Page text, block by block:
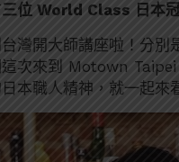
三位 World Class 日本
灣開大師講座啦！分
次來到 Motown
本職人精神，就一起來